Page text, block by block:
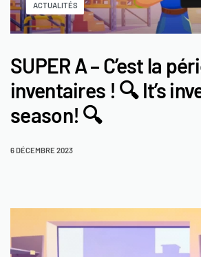
ACTUALITÉS
SUPER A – C’est la
inventaires ! 🔍 It’s
season! 🔍
6 DÉCEMBRE 2023